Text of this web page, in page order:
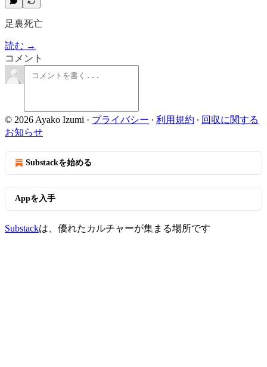
足裏死亡
読む →
コメント
© 2026 Ayako Izumi · プライバシー ∙ 利用規約 ∙ 回収に関する
お知らせ
Substackを始める
Appを入手
Substackは、優れたカルチャーが集まる場所です